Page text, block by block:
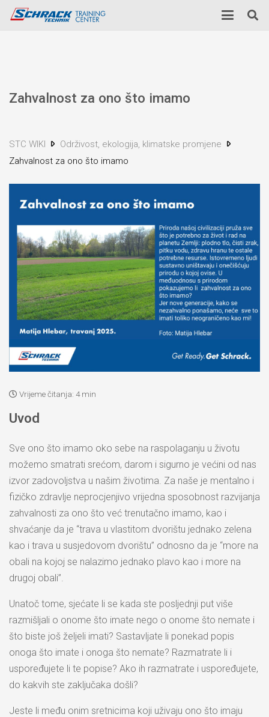
Zahvalnost za ono što imamo
STC WIKI
Održivost, ekologija, klimatske promjene
Zahvalnost za ono što imamo
Vrijeme čitanja: 4 min
Uvod
Sve ono što imamo oko sebe na raspolaganju u životu
možemo smatrati srećom, darom i sigurno je većini od nas
izvor zadovoljstva u našim životima. Za naše je mentalno i
fizičko zdravlje neprocjenjivo vrijedna sposobnost razvijanja
zahvalnosti za ono što već trenutačno imamo, kao i
shvaćanje da je “trava u vlastitom dvorištu jednako zelena
kao i trava u susjedovom dvorištu” odnosno da je “more na
obali na kojoj se nalazimo jednako plavo kao i more na
drugoj obali”.
Unatoč tome, sjećate li se kada ste posljednji put više
razmišljali o onome što imate nego o onome što nemate i
što biste još željeli imati? Sastavljate li ponekad popis
onoga što imate i onoga što nemate? Razmatrate li i
uspoređujete li te popise? Ako ih razmatrate i uspoređujete,
do kakvih ste zaključaka došli?
Jeste li među onim sretnicima koji uživaju ono što imaju